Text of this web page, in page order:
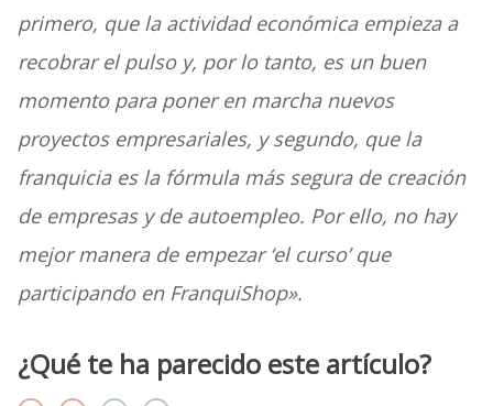
primero, que la actividad económica empieza a
recobrar el pulso y, por lo tanto, es un buen
momento para poner en marcha nuevos
proyectos empresariales, y segundo, que la
franquicia es la fórmula más segura de creación
de empresas y de autoempleo. Por ello, no hay
mejor manera de empezar ‘el curso’ que
participando en FranquiShop».
¿Qué te ha parecido este artículo?